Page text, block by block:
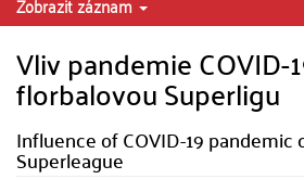
Vliv pandemie COVID-
florbalovou Superligu
Influence of COVID-19 pandemic
Superleague